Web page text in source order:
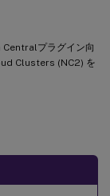
プラグイン向
Clusters (NC2) を